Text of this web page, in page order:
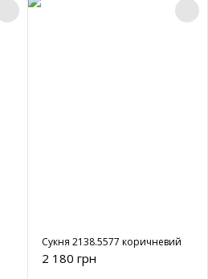
Сукня 2138.5577 коричневий
2 180 грн